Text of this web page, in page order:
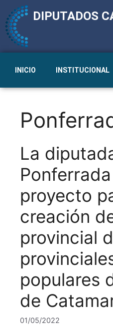
DIPUTADOS
INICIO INSTITUCIONAL
La
proyecto
creación
provincial
populares
de
01/05/2022